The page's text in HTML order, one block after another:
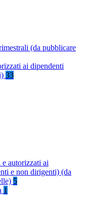
(da pubblicare
ai dipendenti
33
autorizzati ai
e non dirigenti) (da
5
1